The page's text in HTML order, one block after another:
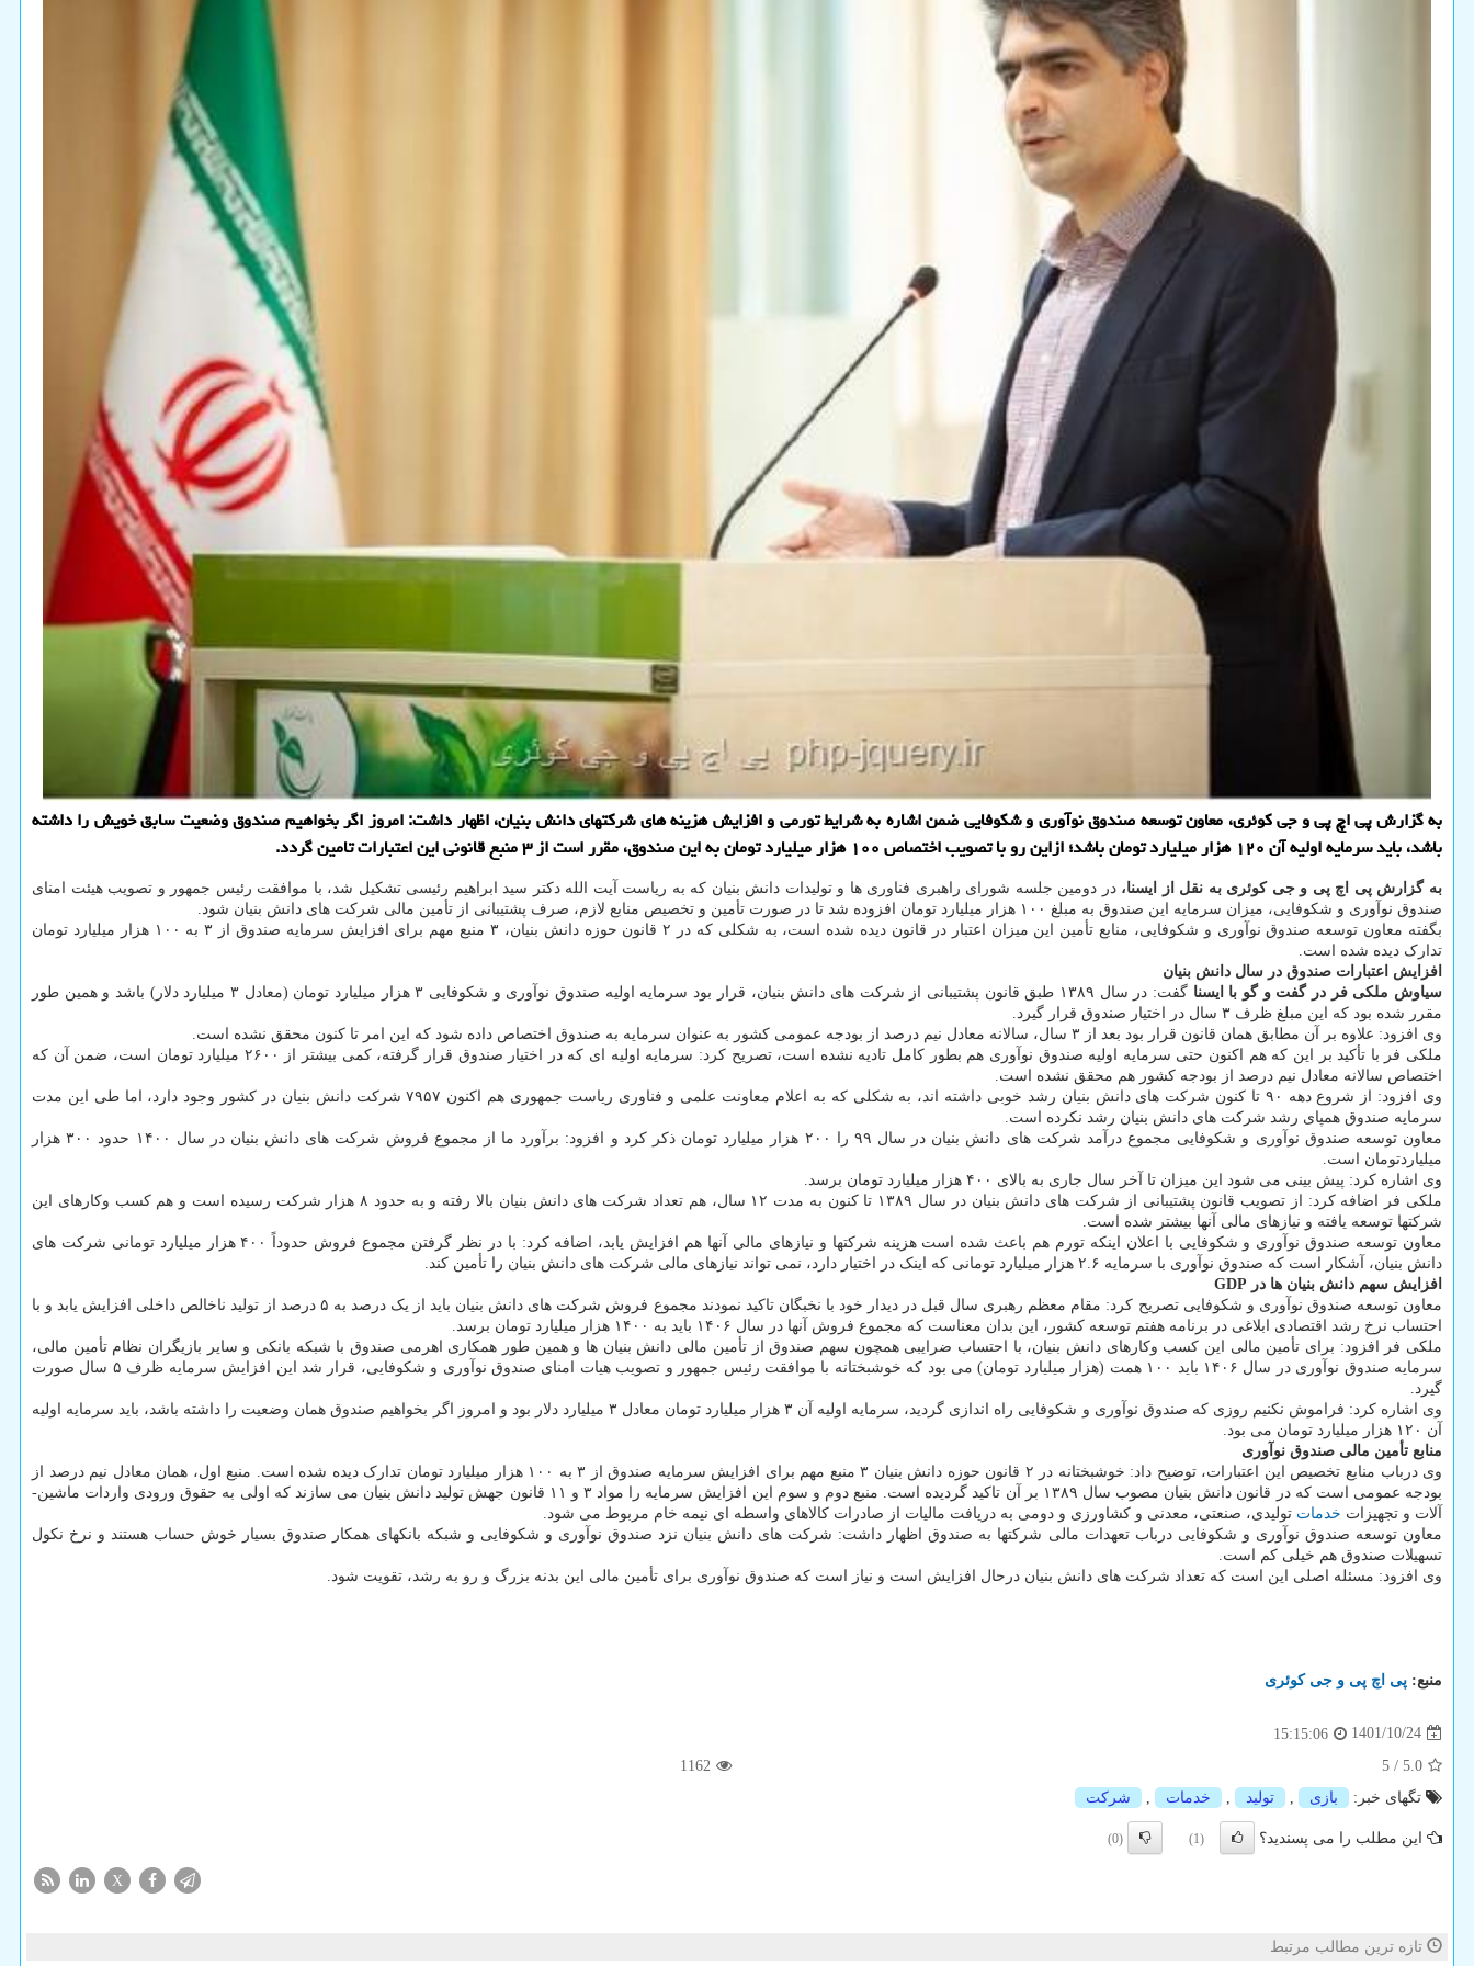
به گزارش پی اچ پی و جی کوئری، معاون توسعه صندوق نوآوری و شکوفایی ضمن اشاره به شرایط تورمی و افزایش هزینه های شرکتهای دانش بنیان، اظهار داشت: امروز اگر بخواهیم صندوق وضعیت سابق خویش را داشته
باشد، باید سرمایه اولیه آن ۱۲۰ هزار میلیارد تومان باشد؛ ازاین رو با تصویب اختصاص ۱۰۰ هزار میلیارد تومان به این صندوق، مقرر است از ۳ منبع قانونی این اعتبارات تامین گردد.
به گزارش پی اچ پی و جی کوئری به نقل از ایسنا،در دومین جلسه شورای راهبری فناوری ها و تولیدات دانش بنیان که به ریاست آیت الله دکتر سید ابراهیم رئیسی تشکیل شد، با موافقت رئیس جمهور و تصویب هیئت امنای
صندوق نوآوری و شکوفایی، میزان سرمایه این صندوق به مبلغ ۱۰۰ هزار میلیارد تومان افزوده شد تا در صورت تأمین و تخصیص منابع لازم، صرف پشتیبانی از تأمین مالی شرکت های دانش بنیان شود.
بگفته معاون توسعه صندوق نوآوری و شکوفایی، منابع تأمین این میزان اعتبار در قانون دیده شده است، به شکلی که در ۲ قانون حوزه دانش بنیان، ۳ منبع مهم برای افزایش سرمایه صندوق از ۳ به ۱۰۰ هزار میلیارد تومان
تدارک دیده شده است.
افزایش اعتبارات صندوق در سال دانش بنیان
سیاوش ملکی‎ فر در گفت و گو با ایسنا
گفت: در سال ۱۳۸۹ طبق قانون پشتیبانی از شرکت های دانش بنیان، قرار بود سرمایه اولیه صندوق نوآوری و شکوفایی ۳ هزار میلیارد تومان (معادل ۳ میلیارد دلار) باشد و همین طور
مقرر شده بود که این مبلغ ظرف ۳ سال در اختیار صندوق قرار گیرد.
وی افزود: علاوه بر آن مطابق همان قانون قرار بود بعد از ۳ سال، سالانه معادل نیم درصد از بودجه عمومی کشور به عنوان سرمایه به صندوق اختصاص داده شود که این امر تا کنون محقق نشده است.
ملکی فر با تأکید بر این که هم اکنون حتی سرمایه اولیه صندوق نوآوری هم بطور کامل تادیه نشده است، تصریح کرد: سرمایه اولیه ای که در اختیار صندوق قرار گرفته، کمی بیشتر از ۲۶۰۰ میلیارد تومان است، ضمن آن که
اختصاص سالانه معادل نیم درصد از بودجه کشور هم محقق نشده است.
وی افزود: از شروع دهه ۹۰ تا کنون شرکت های دانش بنیان رشد خوبی داشته اند، به شکلی که به اعلام معاونت علمی و فناوری ریاست جمهوری هم اکنون ۷۹۵۷ شرکت دانش بنیان در کشور وجود دارد، اما طی این مدت
سرمایه صندوق همپای رشد شرکت های دانش بنیان رشد نکرده است.
معاون توسعه صندوق نوآوری و شکوفایی مجموع درآمد شرکت های دانش بنیان در سال ۹۹ را ۲۰۰ هزار میلیارد تومان ذکر کرد و افزود: برآورد ما از مجموع فروش شرکت های دانش بنیان در سال ۱۴۰۰ حدود ۳۰۰ هزار
میلیاردتومان است.
وی اشاره کرد: پیش بینی می شود این میزان تا آخر سال جاری به بالای ۴۰۰ هزار میلیارد تومان برسد.
ملکی فر اضافه کرد: از تصویب قانون پشتیبانی از شرکت های دانش بنیان در سال ۱۳۸۹ تا کنون به مدت ۱۲ سال، هم تعداد شرکت های دانش بنیان بالا رفته و به حدود ۸ هزار شرکت رسیده است و هم کسب وکارهای این
شرکتها توسعه یافته و نیازهای مالی آنها بیشتر شده است.
معاون توسعه صندوق نوآوری و شکوفایی با اعلان اینکه تورم هم باعث شده است هزینه شرکتها و نیازهای مالی آنها هم افزایش یابد، اضافه کرد: با در نظر گرفتن مجموع فروش حدوداً ۴۰۰ هزار میلیارد تومانی شرکت های
دانش بنیان، آشکار است که صندوق نوآوری با سرمایه ۲.۶ هزار میلیارد تومانی که اینک در اختیار دارد، نمی تواند نیازهای مالی شرکت های دانش بنیان را تأمین کند.
افزایش سهم دانش بنیان ها در GDP
معاون توسعه صندوق نوآوری و شکوفایی تصریح کرد: مقام معظم رهبری سال قبل در دیدار خود با نخبگان تاکید نمودند مجموع فروش شرکت های دانش بنیان باید از یک درصد به ۵ درصد از تولید ناخالص داخلی افزایش یابد و با
احتساب نرخ رشد اقتصادی ابلاغی در برنامه هفتم توسعه کشور، این بدان معناست که مجموع فروش آنها در سال ۱۴۰۶ باید به ۱۴۰۰ هزار میلیارد تومان برسد.
ملکی فر افزود: برای تأمین مالی این کسب وکارهای دانش بنیان، با احتساب ضرایبی همچون سهم صندوق از تأمین مالی دانش بنیان ها و همین طور همکاری اهرمی صندوق با شبکه بانکی و سایر بازیگران نظام تأمین مالی،
سرمایه صندوق نوآوری در سال ۱۴۰۶ باید ۱۰۰ همت (هزار میلیارد تومان) می بود که خوشبختانه با موافقت رئیس جمهور و تصویب هیات امنای صندوق نوآوری و شکوفایی، قرار شد این افزایش سرمایه ظرف ۵ سال صورت
گیرد.
وی اشاره کرد: فراموش نکنیم روزی که صندوق نوآوری و شکوفایی راه اندازی گردید، سرمایه اولیه آن ۳ هزار میلیارد تومان معادل ۳ میلیارد دلار بود و امروز اگر بخواهیم صندوق همان وضعیت را داشته باشد، باید سرمایه اولیه
آن ۱۲۰ هزار میلیارد تومان می بود.
منابع تأمین مالی صندوق نوآوری
وی درباب منابع تخصیص این اعتبارات، توضیح داد: خوشبختانه در ۲ قانون حوزه دانش بنیان ۳ منبع مهم برای افزایش سرمایه صندوق از ۳ به ۱۰۰ هزار میلیارد تومان تدارک دیده شده است. منبع اول، همان معادل نیم درصد از
بودجه عمومی است که در قانون دانش بنیان مصوب سال ۱۳۸۹ بر آن تاکید گردیده است. منبع دوم و سوم این افزایش سرمایه را مواد ۳ و ۱۱ قانون جهش تولید دانش بنیان می سازند که اولی به حقوق ورودی واردات ماشین­
آلات و تجهیزات خدمات تولیدی، صنعتی، معدنی و کشاورزی و دومی به دریافت مالیات از صادرات کالاهای واسطه ای نیمه خام مربوط می شود.
معاون توسعه صندوق نوآوری و شکوفایی درباب تعهدات مالی شرکتها به صندوق اظهار داشت: شرکت های دانش بنیان نزد صندوق نوآوری و شکوفایی و شبکه بانکهای همکار صندوق بسیار خوش حساب هستند و نرخ نکول
تسهیلات صندوق هم خیلی کم است.
وی افزود: مسئله اصلی این است که تعداد شرکت های دانش بنیان درحال افزایش است و نیاز است که صندوق نوآوری برای تأمین مالی این بدنه بزرگ و رو به رشد، تقویت شود.
منبع: پی اچ پی و جی كوئری
1401/10/24
15:15:06
5.0
/
5
1162
تگهای خبر:
بازی , تولید , خدمات , شركت
این مطلب را می پسندید؟ (1)
(0)
X
تازه ترین مطالب مرتبط